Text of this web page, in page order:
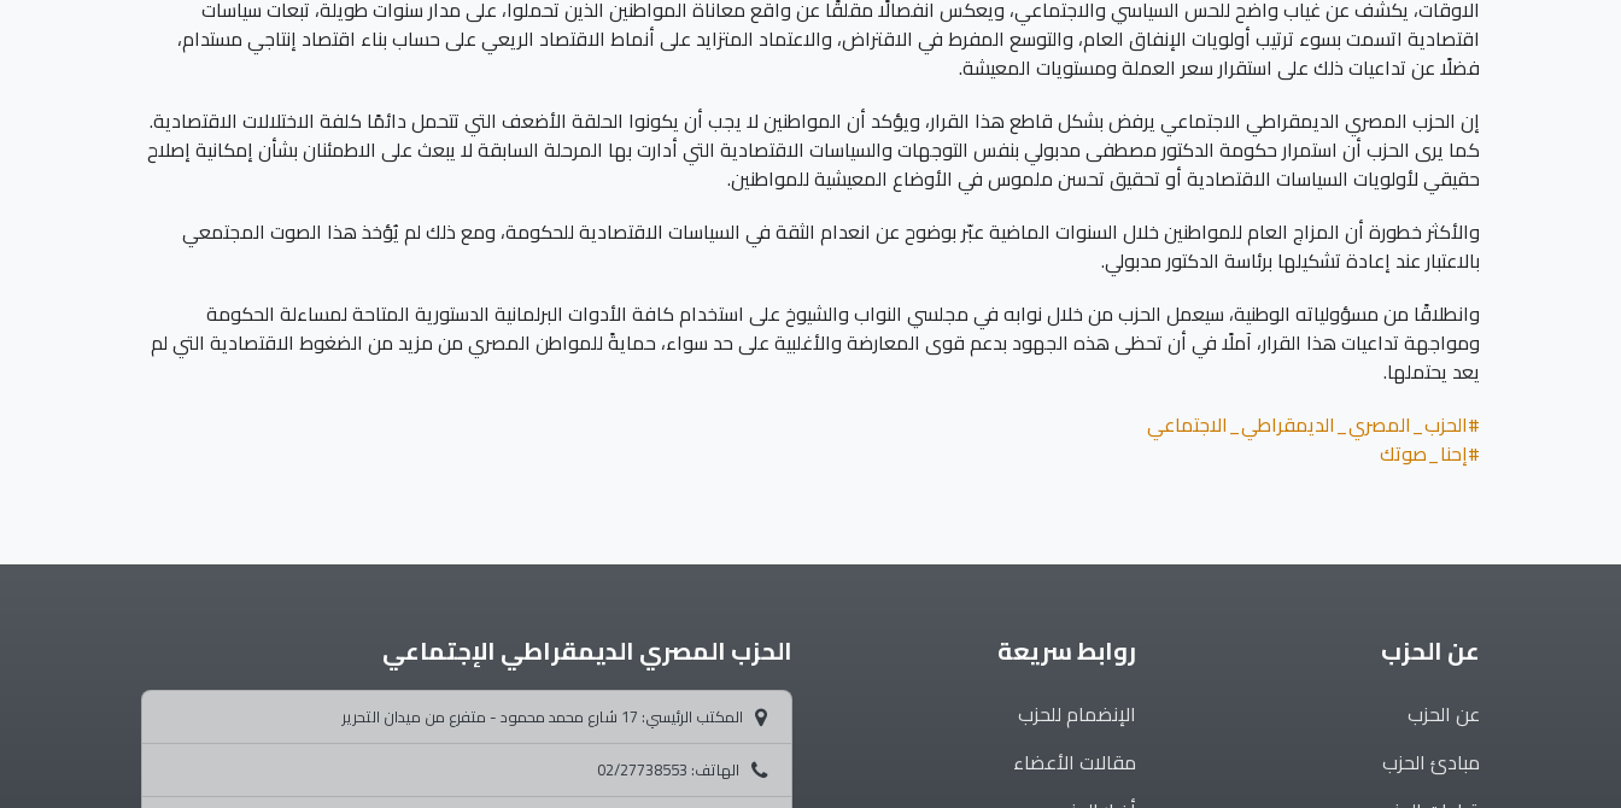
الاوقات، يكشف عن غياب واضح للحس السياسي والاجتماعي، ويعكس انفصالًا مقلقًا عن واقع معاناة المواطنين الذين تحملوا، على مدار سنوات طويلة، تبعات سياسات
اقتصادية اتسمت بسوء ترتيب أولويات الإنفاق العام، والتوسع المفرط في الاقتراض، والاعتماد المتزايد على أنماط الاقتصاد الريعي على حساب بناء اقتصاد إنتاجي مستدام،
فضلًا عن تداعيات ذلك على استقرار سعر العملة ومستويات المعيشة.
إن الحزب المصري الديمقراطي الاجتماعي يرفض بشكل قاطع هذا القرار، ويؤكد أن المواطنين لا يجب أن يكونوا الحلقة الأضعف التي تتحمل دائمًا كلفة الاختلالات الاقتصادية.
كما يرى الحزب أن استمرار حكومة الدكتور مصطفى مدبولي بنفس التوجهات والسياسات الاقتصادية التي أدارت بها المرحلة السابقة لا يبعث على الاطمئنان بشأن إمكانية إصلاح
حقيقي لأولويات السياسات الاقتصادية أو تحقيق تحسن ملموس في الأوضاع المعيشية للمواطنين.
والأكثر خطورة أن المزاج العام للمواطنين خلال السنوات الماضية عبّر بوضوح عن انعدام الثقة في السياسات الاقتصادية للحكومة، ومع ذلك لم يُؤخذ هذا الصوت المجتمعي
بالاعتبار عند إعادة تشكيلها برئاسة الدكتور مدبولي.
وانطلاقًا من مسؤولياته الوطنية، سيعمل الحزب من خلال نوابه في مجلسي النواب والشيوخ على استخدام كافة الأدوات البرلمانية الدستورية المتاحة لمساءلة الحكومة
ومواجهة تداعيات هذا القرار، آملًا في أن تحظى هذه الجهود بدعم قوى المعارضة والأغلبية على حد سواء، حمايةً للمواطن المصري من مزيد من الضغوط الاقتصادية التي لم
يعد يحتملها.
#الحزب_المصري_الديمقراطي_الاجتماعي
#إحنا_صوتك
عن الحزب
عن الحزب
مبادئ الحزب
روابط سريعة
الإنضمام للحزب
مقالات الأعضاء
الحزب المصري الديمقراطي الإجتماعي
المكتب الرئيسي: 17 شارع محمد محمود - متفرع من ميدان التحرير
الهاتف: 02/27738553